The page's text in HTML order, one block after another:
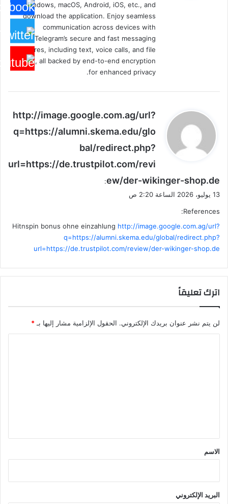
Windows, macOS, Android, iOS, etc., and
download the application. Enjoy seamless
communication across devices with
Telegram’s secure and fast messaging
features, including text, voice calls, and file
sharing, all backed by end-to-end encryption
for enhanced privacy.
ي
و
ل
http://image.google.com.ag/url?
q=https://alumni.skema.edu/glo
bal/redirect.php?
url=https://de.trustpilot.com/revi
ew/der-wikinger-shop.de
:
13 يوليو، 2026 الساعة 2:20 ص
References:
Hitnspin bonus ohne einzahlung http://image.google.com.ag/url?
q=https://alumni.skema.edu/global/redirect.php?
url=https://de.trustpilot.com/review/der-wikinger-shop.de
اترك تعليقاً
لن يتم نشر عنوان بريدك الإلكتروني. الحقول الإلزامية مشار إليها بـ*
*
الاسم
البريد الإلكتروني